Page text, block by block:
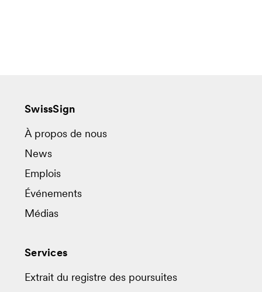
SwissSign
À propos de nous
News
Emplois
Événements
Médias
Services
Extrait du registre des poursuites